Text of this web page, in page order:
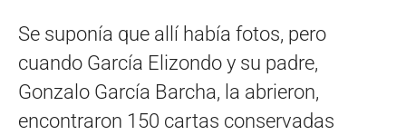
Se suponía que allí había fotos, pero
cuando García Elizondo y su padre,
Gonzalo García Barcha, la abrieron,
encontraron 150 cartas conservadas